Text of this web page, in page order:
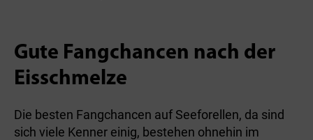
Gute Fangchancen nach der
Eisschmelze
Die besten Fangchancen auf Seeforellen, da sind
sich viele Kenner einig, bestehen ohnehin im